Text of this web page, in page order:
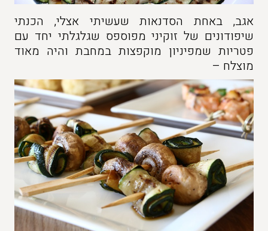
אגב, באחת הסדנאות שעשיתי אצלי, הכנתי
שיפודונים של זוקיני מפוספס שגלגלתי יחד עם
פטריות שמפיניון מוקפצות במחבת והיה מאוד
מוצלח –